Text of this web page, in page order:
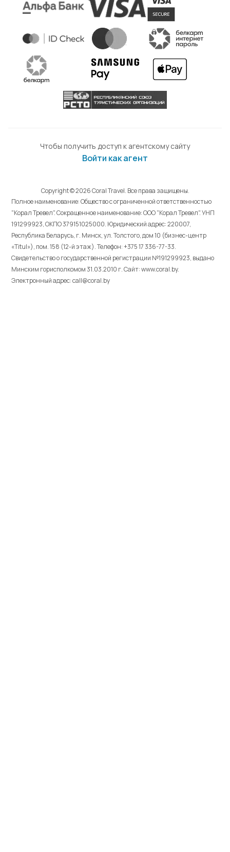
Чтобы получить доступ к агентскому сайту
Войти как агент
Copyright © 2026 Coral Travel. Все права защищены.
Полное наименование: Общество с ограниченной ответственностью
"Корал Тревел". Сокращенное наименование: ООО "Корал Тревел". УНП
191299923, ОКПО 379151025000. Юридический адрес: 220007,
Республика Беларусь, г. Минск, ул. Толстого, дом 10 (бизнес-центр
«Titul»), пом. 158 (12-й этаж). Телефон: +375 17 336-77-33.
Свидетельство о государственной регистрации №191299923, выдано
Минским горисполкомом 31.03.2010 г. Cайт: www.coral.by.
Электронный адрес: call@coral.by